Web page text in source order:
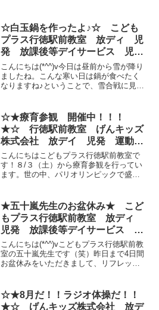
☆白玉鍋を作ったよ♪☆ こども
プラス行徳駅前教室 放ディ 児
発 放課後等デイサービス 児童
発達支援事業 無料送迎 発達
障害 運動療育 行徳 行徳駅
前 南行徳 妙典 市川市
こんにちは(*^^)v今日は昼前から雪が降り
ましたね。こんな寒い日は鍋が食べたく
なりますね♪ということで、雪合戦に見立
ました。白玉粉とお豆腐を混ぜて、コネ
コネ。。。たく...
☆★療育参観 開催中！！！
★☆ 行徳駅前教室 げんキッズ
株式会社 放デイ 児発 運動療
育を選択 ☆★熱中症紙芝居
★☆ 行徳駅前教室 げんキッズ
株式会社 放デイ 児発 運動療
こんにちはこどもプラス行徳駅前教室で
す！８/３（土）から療育参観を行ってい
ます。世の中、パリオリンピックで盛り
ぴっく」が連日盛り上がっています！水
泳選手や陸上選手、フェン...
★五十嵐先生のお盆休み★ こど
もプラス行徳駅前教室 放ディ
児発 放課後等デイサービス 児
童発達支援事業 無料送迎 発
達障害 運動療育 行徳 行徳駅
前 南行徳 妙典 市川市
こんにちは(*^^)vこどもプラス行徳駅前教
室の五十嵐先生です（笑）昨日まで4日間
お盆休みをいただきまして、リフレッシ
っと五十嵐先生がこのお盆休みに観察し
た“蝉...
☆★8月だ！！ラジオ体操だ！！
★☆ げんキッズ株式会社 放デ